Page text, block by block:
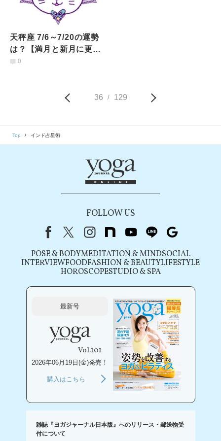
天秤座 7/6～7/20の運勢
は？【満月と新月に更
新！インド占星術】
0
36 / 129
Top インド占星術
FOLLOW US
FacebookX（旧Twitter）
instagram
note youtubeline
POSE & BODYMEDITATION & MINDSOCIAL
INTERVIEWFOODFASHION & BEAUTYLIFESTYLE
HOROSCOPESTUDIO & SPA
最新号
Vol.101
2026年06月19日(金)発売！
購入はこちら
雑誌『ヨガジャーナル日本版』へのリリース・郵送物受
付について